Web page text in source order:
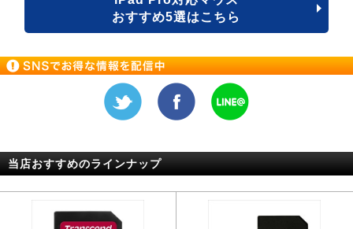
おすすめ5選はこちら
当店おすすめのラインナップ